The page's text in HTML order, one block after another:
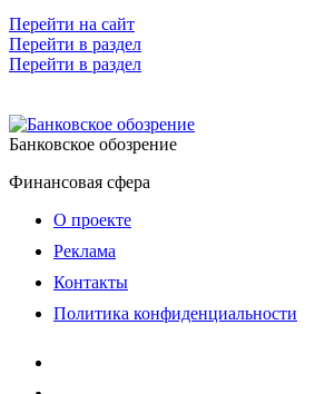
Перейти на сайт
Перейти в раздел
Перейти в раздел
Банковское обозрение
Финансовая сфера
О проекте
Реклама
Контакты
Политика конфиденциальности